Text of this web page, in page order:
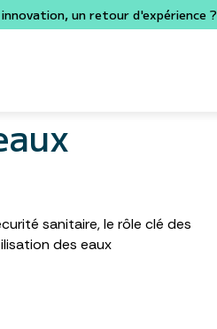
un retour d'expérience ?